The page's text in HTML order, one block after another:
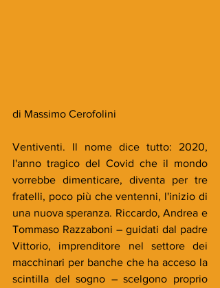
di Massimo Cerofolini
Ventiventi. Il nome dice tutto: 2020,
l'anno tragico del Covid che il mondo
vorrebbe dimenticare, diventa per tre
fratelli, poco più che ventenni, l'inizio di
una nuova speranza. Riccardo, Andrea e
Tommaso Razzaboni – guidati dal padre
Vittorio, imprenditore nel settore dei
macchinari per banche che ha acceso la
scintilla del sogno – scelgono proprio